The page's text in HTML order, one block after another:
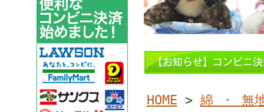
HOME > 綿 ・ 無